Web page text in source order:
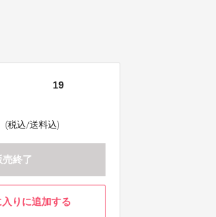
19
(税込/送料込)
売終了
入りに追加する